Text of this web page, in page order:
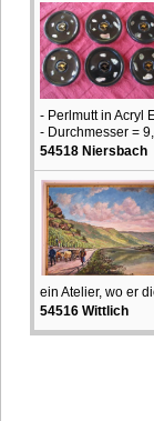
- Perlmutt in Acryl
- Durchmesser =
54518 Niersbach
ein Atelier, wo er
54516 Wittlich